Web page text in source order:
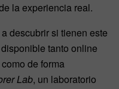
la experiencia real.
descubrir si tienen este
tanto online
como de forma
Lab, un laboratorio